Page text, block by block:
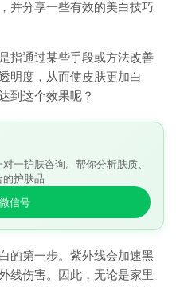
并分享一些有效的美白技巧
指通过某些手段或方法改善
明度，从而使皮肤更加白
到这个效果呢？
一护肤咨询。帮你分析肤质、
护肤品
信号
的第一步。紫外线会加速黑
线伤害。因此，无论是家里